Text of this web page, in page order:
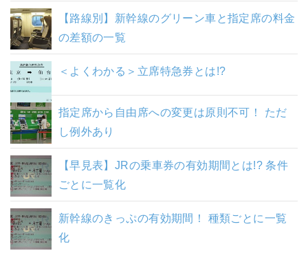
【路線別】新幹線のグリーン車と指定席の料金
の差額の一覧
＜よくわかる＞立席特急券とは!?
指定席から自由席への変更は原則不可！ ただ
し例外あり
【早見表】JRの乗車券の有効期間とは!? 条件
ごとに一覧化
新幹線のきっぷの有効期間！ 種類ごとに一覧
化